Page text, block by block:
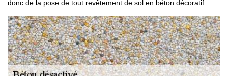
donc de la pose de tout revêtement de sol en béton décoratif.